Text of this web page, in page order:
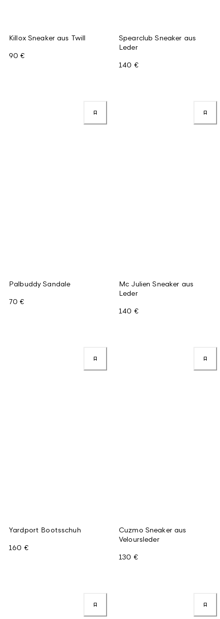
Killox Sneaker aus Twill
90 €
Spearclub Sneaker aus
Leder
140 €
Palbuddy Sandale
70 €
Mc Julien Sneaker aus
Leder
140 €
Yardport Bootsschuh
160 €
Cuzmo Sneaker aus
Veloursleder
130 €